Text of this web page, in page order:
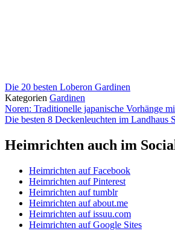
Die 20 besten Loberon Gardinen
Kategorien Gardinen
Noren: Traditionelle japanische Vorhänge
Die besten 8 Deckenleuchten im Landhaus
Heimrichten auch im
Heimrichten auf Facebook
Heimrichten auf Pinterest
Heimrichten auf tumblr
Heimrichten auf about.me
Heimrichten auf issuu.com
Heimrichten auf Google Sites